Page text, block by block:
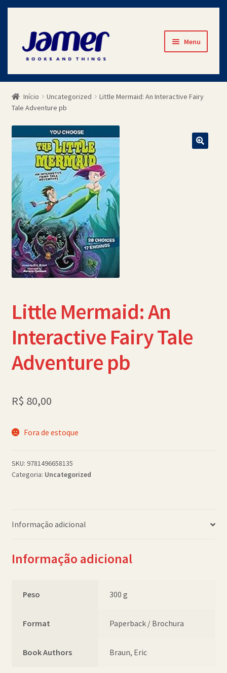
Pular
para
navegação
Pular
para
conteúdo
Menu
Início
Avaliações
Cart
Checkout
Contato
Minha Conta
Política de Cookies (BR)
Quem Somos
Início Uncategorized
Little Mermaid: An Interactive Fairy
Tale Adventure pb
Little Mermaid: An
Interactive Fairy Tale
Adventure pb
R$ 80,00
Fora de estoque
SKU: 9781496658135
Categoria: Uncategorized
Informação adicional
Informação adicional
Peso 300 g
Format Paperback / Brochura
Book Authors Braun, Eric